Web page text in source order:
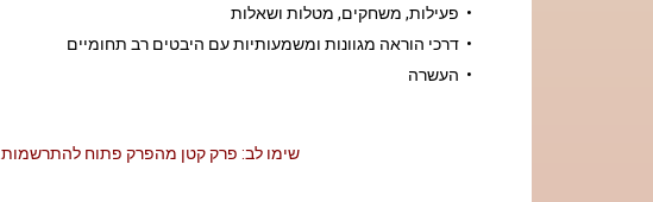
• פעילות, משחקים, מטלות ושאלות
• דרכי הוראה מגוונות ומשמעותיות עם היבטים רב תחומיים
• העשרה
שימו לב: פרק קטן מהפרק פתוח להתרשמות.